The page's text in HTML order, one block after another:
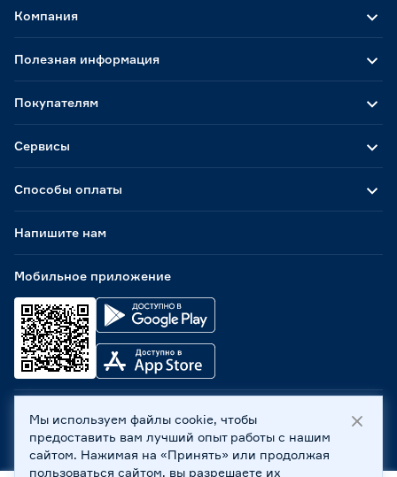
Способы оплаты
Мобильное приложение
Компания
Полезная информация
Покупателям
Сервисы
Напишите нам
ООО «Бауцентр Рус» 2004 -2026, 236029, г. Калининград,
ул. А.Невского, 205. ИНН 7702596813, КПП 390601001 ©
Все права защищены
Мы используем файлы cookie, чтобы
предоставить вам лучший опыт работы с нашим
сайтом. Нажимая на «Принять» или продолжая
пользоваться сайтом, вы разрешаете их